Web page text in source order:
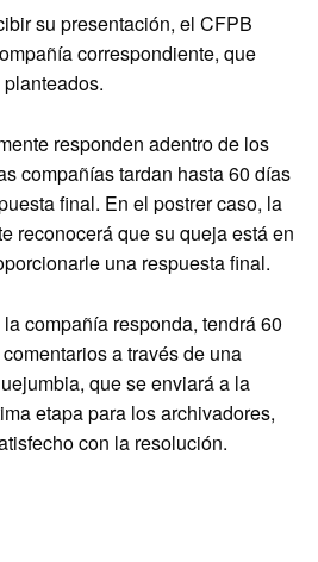
su presentación, el CFPB
correspondiente, que
responden adentro de los
compañías tardan hasta 60 días
final. En el postrer caso, la
reconocerá que su queja está en
una respuesta final.
compañía responda, tendrá 60
a través de una
que se enviará a la
etapa para los archivadores,
con la resolución.